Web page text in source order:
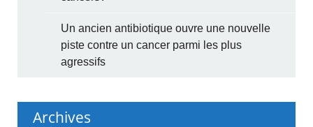
Un ancien antibiotique ouvre une nouvelle
piste contre un cancer parmi les plus
agressifs
Archives